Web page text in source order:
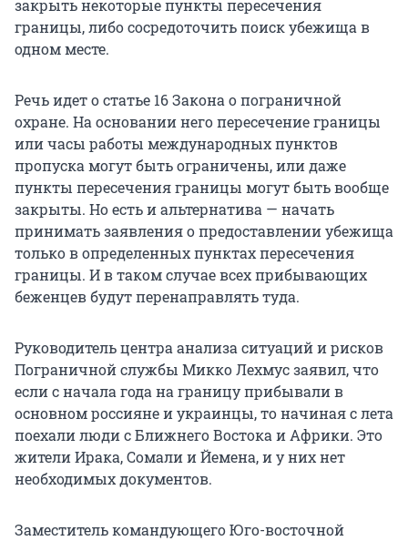
закрыть некоторые пункты пересечения
границы, либо сосредоточить поиск убежища в
одном месте.
Речь идет о статье 16 Закона о пограничной
охране. На основании него пересечение границы
или часы работы международных пунктов
пропуска могут быть ограничены, или даже
пункты пересечения границы могут быть вообще
закрыты. Но есть и альтернатива — начать
принимать заявления о предоставлении убежища
только в определенных пунктах пересечения
границы. И в таком случае всех прибывающих
беженцев будут перенаправлять туда.
Руководитель центра анализа ситуаций и рисков
Пограничной службы Микко Лехмус заявил, что
если с начала года на границу прибывали в
основном россияне и украинцы, то начиная с лета
поехали люди с Ближнего Востока и Африки. Это
жители Ирака, Сомали и Йемена, и у них нет
необходимых документов.
Заместитель командующего Юго-восточной